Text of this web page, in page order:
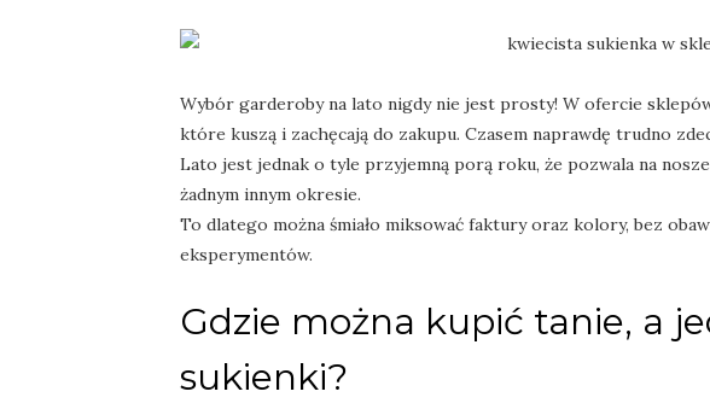
Wybór garderoby na lato nigdy nie jest prosty! W ofercie
które kuszą i zachęcają do zakupu. Czasem naprawdę trudno
Lato jest jednak o tyle przyjemną porą roku, że pozwala na
żadnym innym okresie.
To dlatego można śmiało miksować faktury oraz kolory, bez
eksperymentów.
Gdzie można kupić tanie, a
sukienki?